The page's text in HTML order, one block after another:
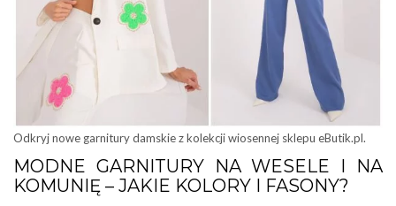
Odkryj nowe garnitury damskie z kolekcji wiosennej sklepu eButik.pl.
MODNE GARNITURY NA WESELE I NA
KOMUNIĘ – JAKIE KOLORY I FASONY?